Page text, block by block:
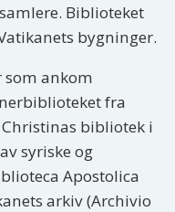
Biblioteket
bygninger.
som ankom
fra
bibliotek i
syriske og
Apostolica
arkiv (Archivio